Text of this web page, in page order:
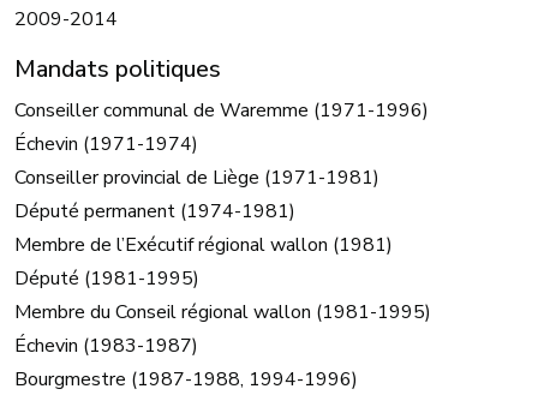
2009-2014
Mandats politiques
Conseiller communal de Waremme (1971-1996)
Échevin (1971-1974)
Conseiller provincial de Liège (1971-1981)
Député permanent (1974-1981)
Membre de l’Exécutif régional wallon (1981)
Député (1981-1995)
Membre du Conseil régional wallon (1981-1995)
Échevin (1983-1987)
Bourgmestre (1987-1988, 1994-1996)